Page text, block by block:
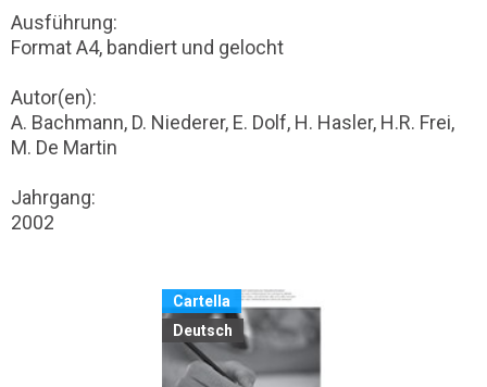
Ausführung:
Format A4, bandiert und gelocht
Autor(en):
A. Bachmann, D. Niederer, E. Dolf, H. Hasler, H.R. Frei,
M. De Martin
Jahrgang:
2002
Cartella
Deutsch